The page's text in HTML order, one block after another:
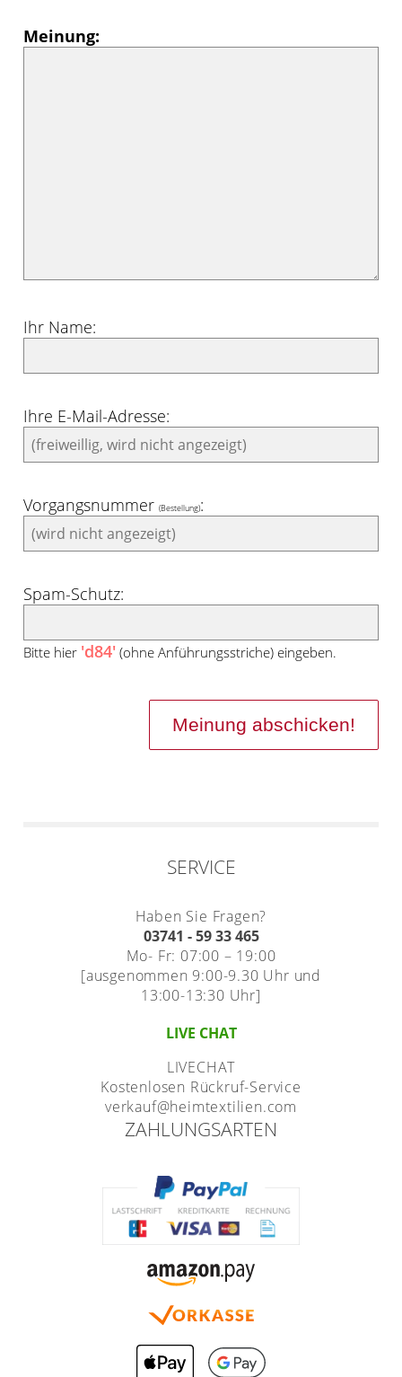
Meinung:
Ihr Name:
Ihre E-Mail-Adresse:
Vorgangsnummer(Bestellung):
Spam-Schutz:
Bitte hier 'd84' (ohne Anführungsstriche) eingeben.
SERVICE
Haben Sie Fragen?
03741 - 59 33 465
Mo- Fr: 07:00 – 19:00
[ausgenommen 9:00-9.30 Uhr und
13:00-13:30 Uhr]
LIVE CHAT
LIVECHAT
Kostenlosen Rückruf-Service
verkauf@heimtextilien.com
ZAHLUNGSARTEN